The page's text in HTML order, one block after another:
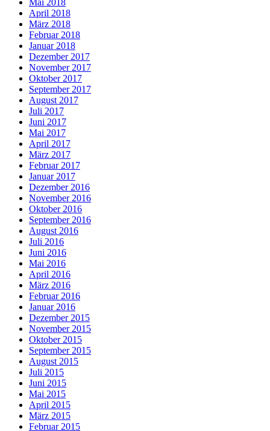
Mai 2018
April 2018
März 2018
Februar 2018
Januar 2018
Dezember 2017
November 2017
Oktober 2017
September 2017
August 2017
Juli 2017
Juni 2017
Mai 2017
April 2017
März 2017
Februar 2017
Januar 2017
Dezember 2016
November 2016
Oktober 2016
September 2016
August 2016
Juli 2016
Juni 2016
Mai 2016
April 2016
März 2016
Februar 2016
Januar 2016
Dezember 2015
November 2015
Oktober 2015
September 2015
August 2015
Juli 2015
Juni 2015
Mai 2015
April 2015
März 2015
Februar 2015